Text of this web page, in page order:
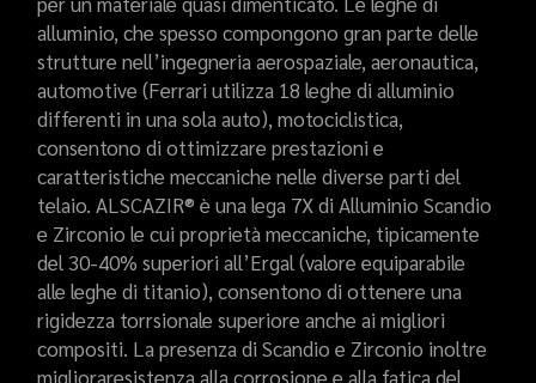
alluminio, che spesso compongono gran parte delle
strutture nell’ingegneria aerospaziale, aeronautica,
automotive (Ferrari utilizza 18 leghe di alluminio
differenti in una sola auto), motociclistica,
consentono di ottimizzare prestazioni e
caratteristiche meccaniche nelle diverse parti del
telaio. ALSCAZIR® è una lega 7X di Alluminio Scandio
e Zirconio le cui proprietà meccaniche, tipicamente
del 30-40% superiori all’Ergal (valore equiparabile
alle leghe di titanio), consentono di ottenere una
rigidezza torrsionale superiore anche ai migliori
compositi. La presenza di Scandio e Zirconio inoltre
miglioraresistenza alla corrosione e alla fatica del